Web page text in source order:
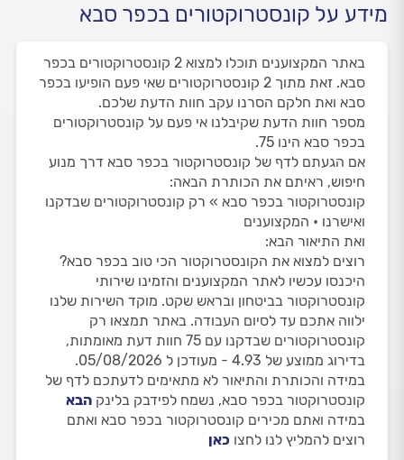
מידע על קונסטרוקטורים בכפר סבא
באתר המקצוענים תוכלו למצוא 2 קונסטרוקטורים בכפר
סבא. זאת מתוך 2 קונסטרוקטורים שאי פעם הופיעו בכפר
סבא ואת חלקם הסרנו עקב חוות הדעת שלכם.
מספר חוות הדעת שקיבלנו אי פעם על קונסטרוקטורים
בכפר סבא הינו 75.
אם הגעתם לדף של קונסטרוקטור בכפר סבא דרך מנוע
חיפוש, ראיתם את הכותרת הבאה:
קונסטרוקטור בכפר סבא » רק קונסטרוקטורים שבדקנו
ואישרנו • המקצוענים
ואת התיאור הבא:
רוצים למצוא את הקונסטרוקטור הכי טוב בכפר סבא?
היכנסו עכשיו לאתר המקצוענים והזמינו שירותי
קונסטרוקטור בביטחון ובראש שקט. מוקד השירות שלנו
ילווה אתכם עד לסיום העבודה. באתר תמצאו רק
קונסטרוקטורים שבדקנו עם 75 חוות דעת מאומתות,
בדירוג ממוצע של 4.93 - מעודכן ל 05/08/2026.
במידה והכותרת והתיאור לא מתאימים לדעתכם לדף של
קונסטרוקטור בכפר סבא, נשמח לפידבק בלינק הבא
במידה ואתם מכירים קונסטרוקטור בכפר סבא ואתם
רוצים להמליץ לנו לחצו כאן